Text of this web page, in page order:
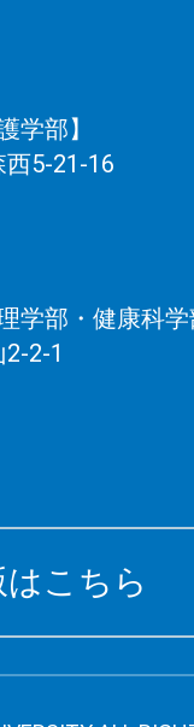
学部】
5-21-16
学部・健康科
2-1
はこちら